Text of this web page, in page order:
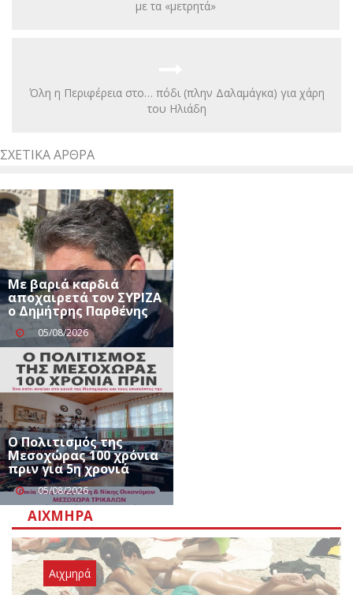
με τα «μετρητά»
Όλη η Περιφέρεια στο… πόδι (πλην Δαλαμάγκα) για χάρη
του Ηλιάδη
ΣΧΕΤΙΚΆ ΆΡΘΡΑ
Με βαριά καρδιά
αποχαιρετά τον ΣΥΡΙΖΑ
ο Δημήτρης Παρθένης
05/08/2026
Ο Πολιτισμός της
Μεσοχώρας 100 χρόνια
πριν για 5η χρονιά
05/08/2026
ΑΙΧΜΗΡΆ
Αιχμηρά